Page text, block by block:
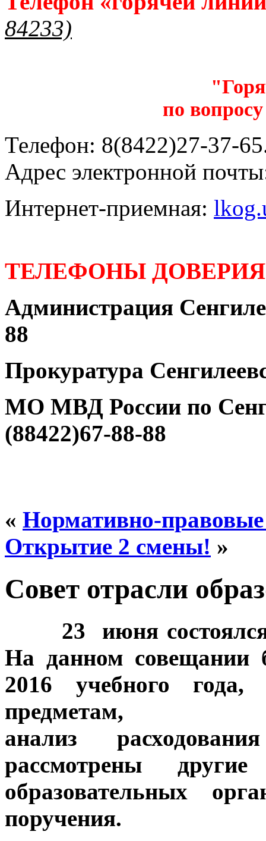
84233)
по
Телефон: 8(8422)27-37-
Адрес электронной
Интернет-приемная:
ТЕЛЕФОНЫ
Администрация
88
Прокуратура
МО МВД России по
(88422)67-88-88
« Нормативно-
Открытие 2 смены! »
Совет отрасли
23 июня состоялся
На данном совещании
2016 учебного
анализ
рассмотрены
образовательных
поручения.